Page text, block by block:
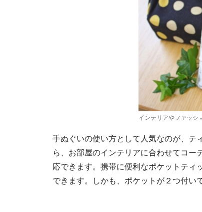
インテリアやファッシ
手ぬぐいの使い方として人気なのが、テ
ら、お部屋のインテリアに合わせてコー
応できます。携帯に便利なポケットティ
できます。しかも、ポケットが２つ付い